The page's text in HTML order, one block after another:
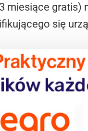
miesiące gratis)
się